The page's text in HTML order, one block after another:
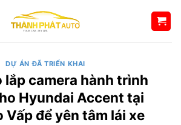
DỰ ÁN ĐÃ TRIỂN KHAI
lắp camera hành trình
Hyundai Accent tại
Vấp để yên tâm lái xe